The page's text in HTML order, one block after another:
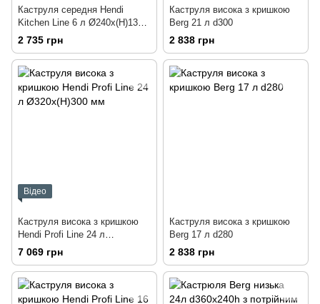
Каструля середня Hendi
Kitchen Line 6 л Ø240x(H)135 з
кришкою
2 735 грн
Каструля висока з кришкою
Berg 21 л d300
2 838 грн
Відео
Каструля висока з кришкою
Hendi Profi Line 24 л
Ø320x(H)300 мм
7 069 грн
Каструля висока з кришкою
Berg 17 л d280
2 838 грн